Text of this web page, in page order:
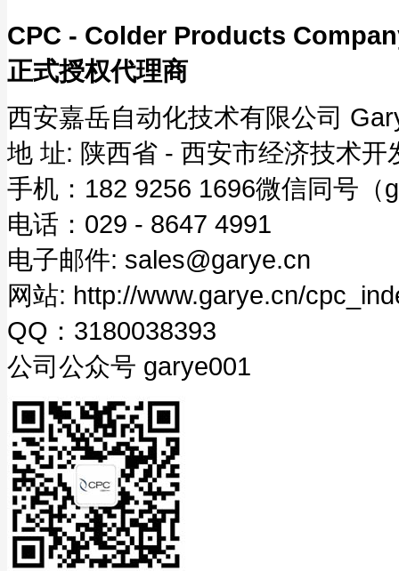
CPC - Colder Products
正式授权代理商
西安嘉岳自动化技术有限公司
地 址: 陕西省 - 西安市经济技术
手机：182 9256 1696微信同号（
电话：029 - 8647 4991
电子邮件: sales@garye.cn
网站: http://www.garye.cn/
QQ：3180038393
公司公众号 garye001